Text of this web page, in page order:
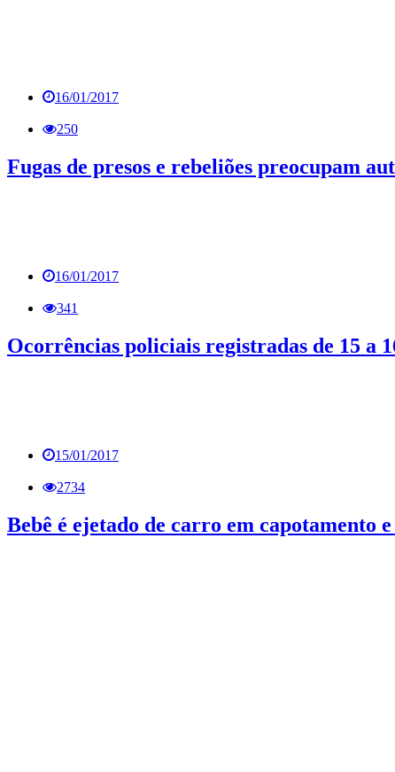
16/01/2017
250
Fugas de presos e rebeliões preocupam
16/01/2017
341
Ocorrências policiais registradas de 15 a
15/01/2017
2734
Bebê é ejetado de carro em capotamento